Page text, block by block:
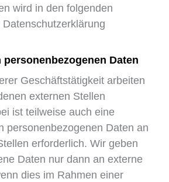
wird in den folgenden
personenbezogenen Daten
Geschäftstätigkeit arbeiten
externen Stellen
ist teilweise auch eine
personenbezogenen Daten an
erforderlich. Wir geben
Daten nur dann an externe
dies im Rahmen einer